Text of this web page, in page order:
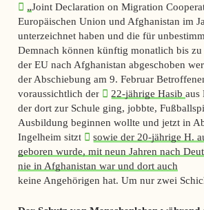
„Joint Declaration on Migration
Europäischen Union und Afghanistan im
unterzeichnet haben und die für
Demnach können künftig monatlich bis
der EU nach Afghanistan abgeschoben
der Abschiebung am 9. Februar
voraussichtlich der
22-jährige Hasibaus
der dort zur Schule ging, jobbte,
Ausbildung beginnen wollte und jetzt in
Ingelheim sitzt
sowie der 20-jährige H.
geboren wurde, mit neun Jahren nach
nie in Afghanistan war und dort auch
keine Angehörigen hat. Um nur zwei